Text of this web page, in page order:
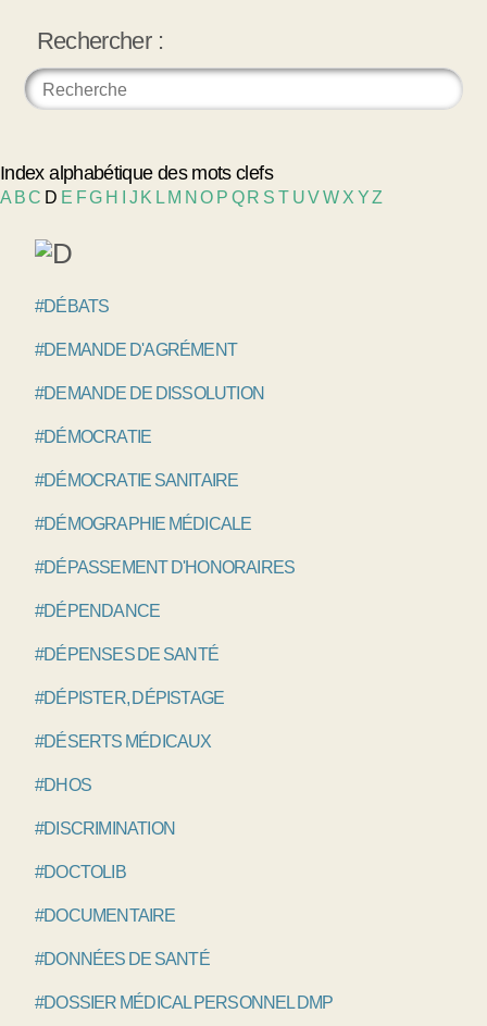
Rechercher :
Index alphabétique des mots clefs
A BC D E FG H J K L M NO P Q R S T UVW X YZ
#DÉBATS
#DEMANDE D'AGRÉMENT
#DEMANDE DE DISSOLUTION
#DÉMOCRATIE
#DÉMOCRATIE SANITAIRE
#DÉMOGRAPHIE MÉDICALE
#DÉPASSEMENT D'HONORAIRES
#DÉPENDANCE
#DÉPENSES DE SANTÉ
#DÉPISTER, DÉPISTAGE
#DÉSERTS MÉDICAUX
#DHOS
#DISCRIMINATION
#DOCTOLIB
#DOCUMENTAIRE
#DONNÉES DE SANTÉ
#DOSSIER MÉDICAL PERSONNEL DMP